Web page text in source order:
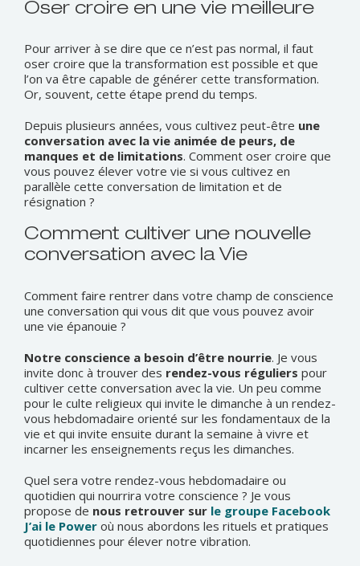
Oser croire en une vie meilleure
Pour arriver à se dire que ce n’est pas normal, il faut
oser croire que la transformation est possible et que
l’on va être capable de générer cette transformation.
Or, souvent, cette étape prend du temps.
Depuis plusieurs années, vous cultivez peut-être une
conversation avec la vie animée de peurs, de
manques et de limitations. Comment oser croire que
vous pouvez élever votre vie si vous cultivez en
parallèle cette conversation de limitation et de
résignation ?
Comment cultiver une nouvelle
conversation avec la Vie
Comment faire rentrer dans votre champ de conscience
une conversation qui vous dit que vous pouvez avoir
une vie épanouie ?
Notre conscience a besoin d’être nourrie. Je vous
invite donc à trouver des rendez-vous réguliers pour
cultiver cette conversation avec la vie. Un peu comme
pour le culte religieux qui invite le dimanche à un rendez-
vous hebdomadaire orienté sur les fondamentaux de la
vie et qui invite ensuite durant la semaine à vivre et
incarner les enseignements reçus les dimanches.
Quel sera votre rendez-vous hebdomadaire ou
quotidien qui nourrira votre conscience ? Je vous
propose de nous retrouver sur le groupe Facebook
J’ai le Power où nous abordons les rituels et pratiques
quotidiennes pour élever notre vibration.